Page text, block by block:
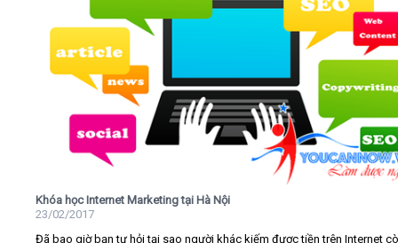
Khóa học Internet Marketing tại Hà Nội
23/02/2017
Đã bao giờ bạn tự hỏi tại sao người khác kiếm được tiền trên Internet